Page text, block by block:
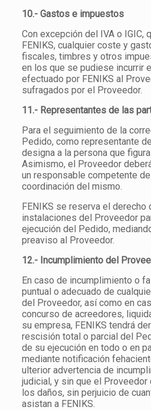
10.- Gastos e impuestos
Con excepción del IVA o IGIC,
FENIKS, cualquier coste y
fiscales, timbres y otros
en los que se pudiese incurrir
efectuado por FENIKS al
sufragados por el Proveedor.
11.- Representantes de las
Para el seguimiento de la
Pedido, como representante
designa a la persona que
Asimismo, el Proveedor
un responsable competente
coordinación del mismo.
FENIKS se reserva el derecho
instalaciones del Proveedor
ejecución del Pedido,
preaviso al Proveedor.
12.- Incumplimiento del
En caso de incumplimiento o
puntual o adecuado de
del Proveedor, así como en
concurso de acreedores,
su empresa, FENIKS tendrá
rescisión total o parcial del
de su ejecución en todo o en
mediante notificación
ulterior advertencia de
judicial, y sin que el
los daños, sin perjuicio de
asistan a FENIKS.